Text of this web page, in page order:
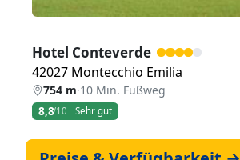
Hotel Conteverde
42027 Montecchio Emilia
754 m·10 Min. Fußweg
8,8/10 Sehr gut